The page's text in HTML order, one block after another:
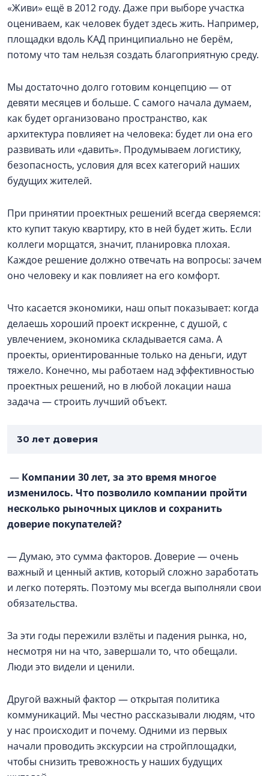
«Живи» ещё в 2012 году. Даже при выборе участка
оцениваем, как человек будет здесь жить. Например,
площадки вдоль КАД принципиально не берём,
потому что там нельзя создать благоприятную среду.
Мы достаточно долго готовим концепцию — от
девяти месяцев и больше. С самого начала думаем,
как будет организовано пространство, как
архитектура повлияет на человека: будет ли она его
развивать или «давить». Продумываем логистику,
безопасность, условия для всех категорий наших
будущих жителей.
При принятии проектных решений всегда сверяемся:
кто купит такую квартиру, кто в ней будет жить. Если
коллеги морщатся, значит, планировка плохая.
Каждое решение должно отвечать на вопросы: зачем
оно человеку и как повлияет на его комфорт.
Что касается экономики, наш опыт показывает: когда
делаешь хороший проект искренне, с душой, с
увлечением, экономика складывается сама. А
проекты, ориентированные только на деньги, идут
тяжело. Конечно, мы работаем над эффективностью
проектных решений, но в любой локации наша
задача — строить лучший объект.
30 лет доверия
— Компании 30 лет, за это время многое
изменилось. Что позволило компании пройти
несколько рыночных циклов и сохранить
доверие покупателей?
— Думаю, это сумма факторов. Доверие — очень
важный и ценный актив, который сложно заработать
и легко потерять. Поэтому мы всегда выполняли свои
обязательства.
За эти годы пережили взлёты и падения рынка, но,
несмотря ни на что, завершали то, что обещали.
Люди это видели и ценили.
Другой важный фактор — открытая политика
коммуникаций. Мы честно рассказывали людям, что
у нас происходит и почему. Одними из первых
начали проводить экскурсии на стройплощадки,
чтобы снизить тревожность у наших будущих